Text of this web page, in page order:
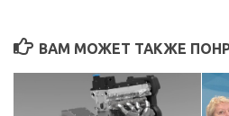
ВАМ МОЖЕТ ТАКЖЕ